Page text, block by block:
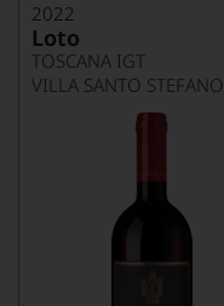
2022
Loto
TOSCANA IGT
VILLA SANTO STEFANO